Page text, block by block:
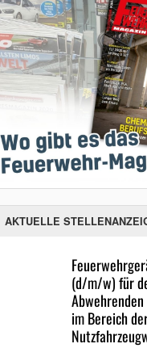
AKTUELLE
(d/m/w) für
im Bereich